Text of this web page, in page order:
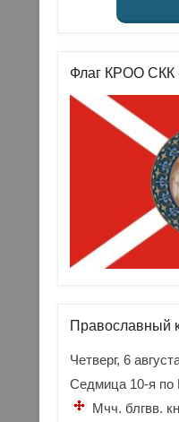
Флаг КРОО СКК
Православный
Четверг, 6
Седмица 10-я по
Мчч. блгвв.